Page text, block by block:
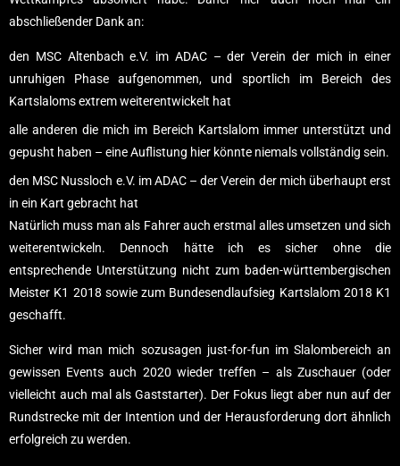
abschließender Dank an:
den MSC Altenbach e.V. im ADAC – der Verein der mich in einer
unruhigen Phase aufgenommen, und sportlich im Bereich des
Kartslaloms extrem weiterentwickelt hat
alle anderen die mich im Bereich Kartslalom immer unterstützt und
gepusht haben – eine Auflistung hier könnte niemals vollständig sein.
den MSC Nussloch e.V. im ADAC – der Verein der mich überhaupt erst
in ein Kart gebracht hat
Natürlich muss man als Fahrer auch erstmal alles umsetzen und sich
weiterentwickeln. Dennoch hätte ich es sicher ohne die
entsprechende Unterstützung nicht zum baden-württembergischen
Meister K1 2018 sowie zum Bundesendlaufsieg Kartslalom 2018 K1
geschafft.
Sicher wird man mich sozusagen just-for-fun im Slalombereich an
gewissen Events auch 2020 wieder treffen – als Zuschauer (oder
vielleicht auch mal als Gaststarter). Der Fokus liegt aber nun auf der
Rundstrecke mit der Intention und der Herausforderung dort ähnlich
erfolgreich zu werden.